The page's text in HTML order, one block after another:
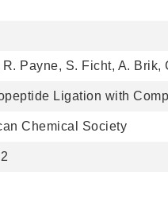
Payne, S. Ficht, A. Brik,
Ligation with
Chemical Society